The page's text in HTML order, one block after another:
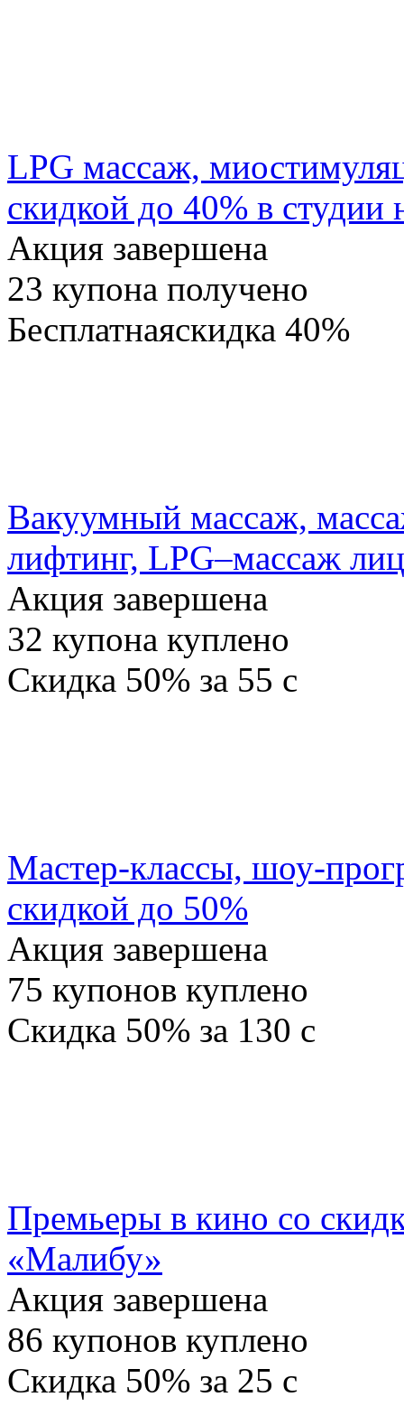
LPG массаж,
скидкой до 40% в студии
Акция завершена
23 купона получено
Бесплатнаяскидка 40%
Вакуумный массаж,
лифтинг, LPG–массаж
Акция завершена
32 купона куплено
Скидка 50% за 55 c
Мастер-классы, шоу-
скидкой до 50%
Акция завершена
75 купонов куплено
Скидка 50% за 130 c
Премьеры в кино со
«Малибу»
Акция завершена
86 купонов куплено
Скидка 50% за 25 c